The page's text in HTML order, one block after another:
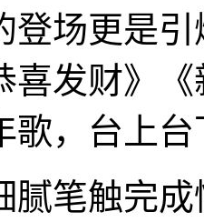
场更是引
喜发财》
歌，台上
笔触完成